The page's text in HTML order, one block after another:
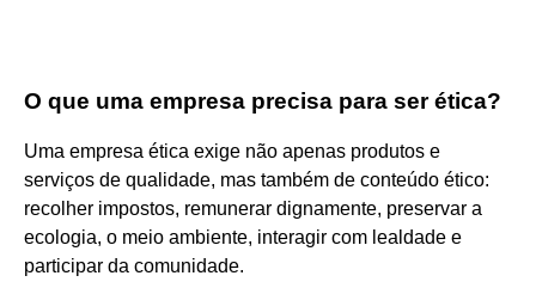
O que uma empresa precisa para ser ética?
Uma empresa ética exige não apenas produtos e
serviços de qualidade, mas também de conteúdo ético:
recolher impostos, remunerar dignamente, preservar a
ecologia, o meio ambiente, interagir com lealdade e
participar da comunidade.